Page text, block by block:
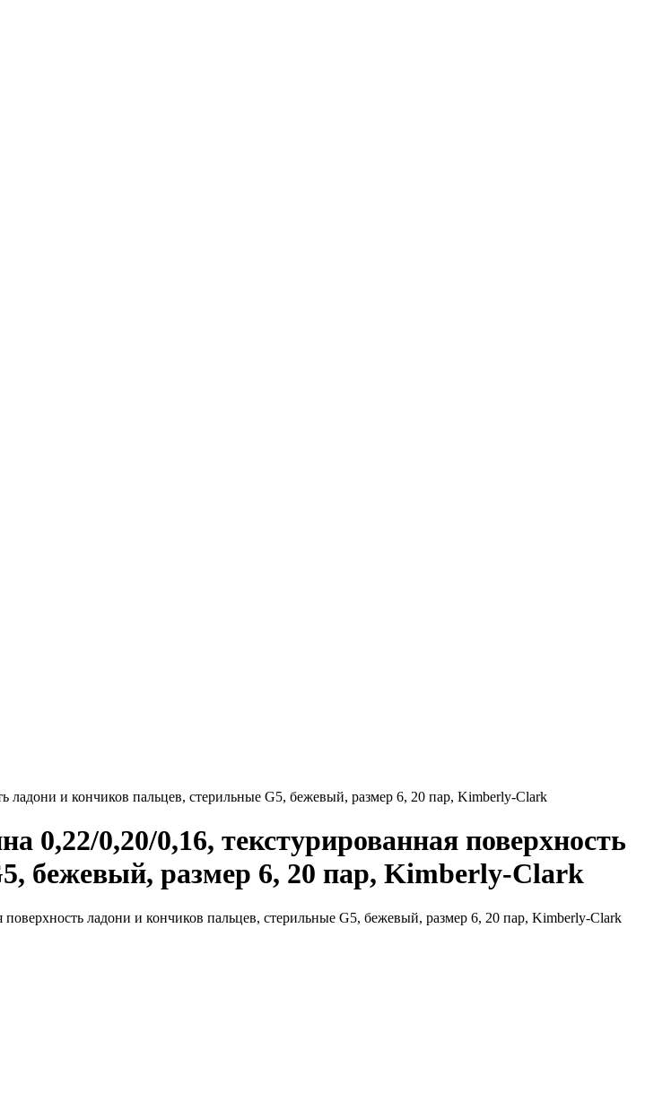
ладони и кончиков пальцев, стерильные G5, бежевый, размер 6, 20 пар, Kimberly-Clark
0,22/0,20/0,16, текстурированная поверхность
бежевый, размер 6, 20 пар, Kimberly-Clark